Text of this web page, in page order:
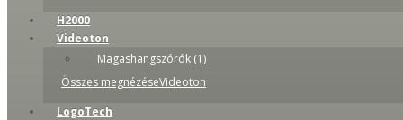
H2000
Videoton
Magashangszórók (1)
Összes megnézéseVideoton
LogoTech